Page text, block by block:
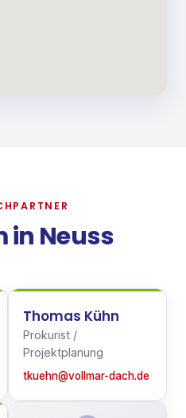
in Neuss
Thomas Kühn
Prokurist /
Projektplanung
tkuehn@vollmar-dach.de